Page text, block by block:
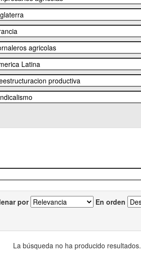
por En orden
La búsqueda no ha producido resultados.